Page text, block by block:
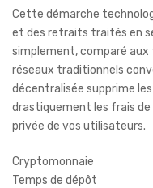
Cette démarche
et des retraits traités en
simplement, comparé aux
réseaux traditionnels
décentralisée supprime
drastiquement les frais
privée de vos utilisateurs.
Cryptomonnaie
Temps de dépôt